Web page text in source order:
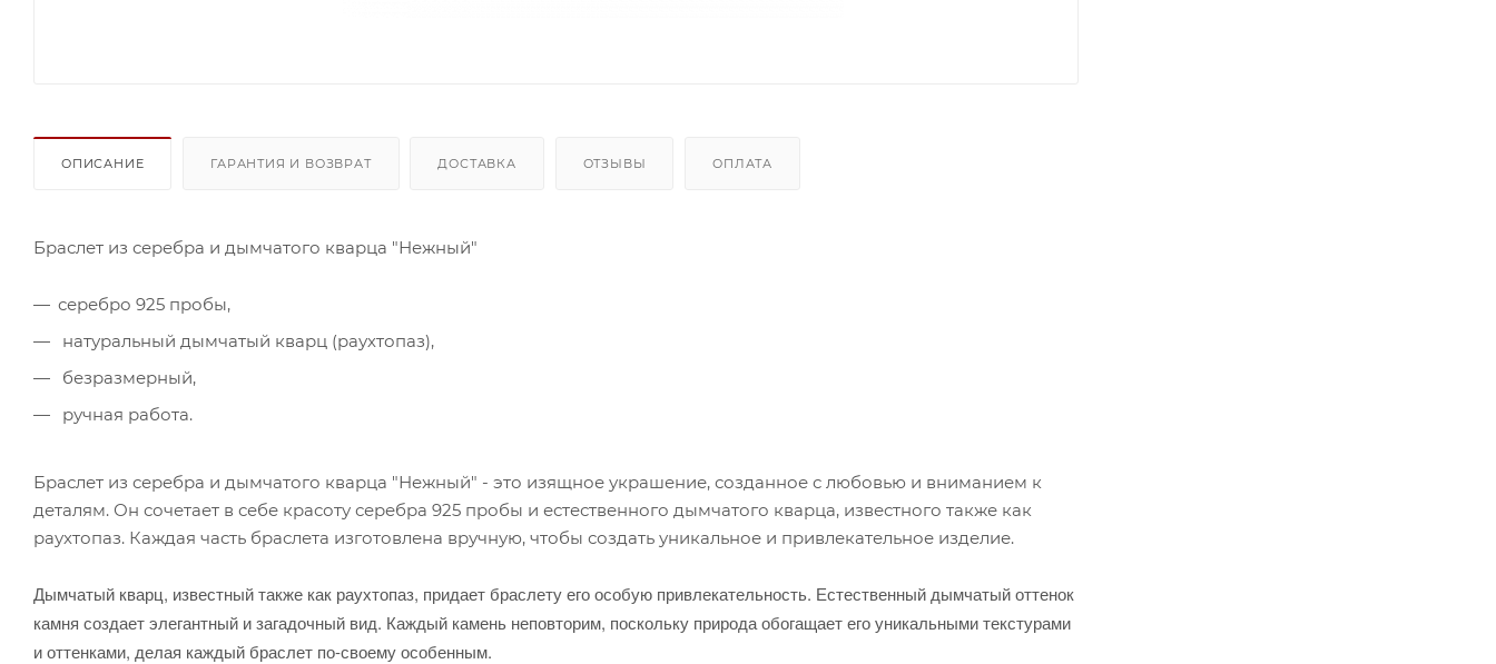
ОПИСАНИЕ ГАРАНТИЯ И ВОЗВРАТ ДОСТАВКА ОТЗЫВЫ ОПЛАТА
Браслет из серебра и дымчатого кварца "Нежный"
серебро 925 пробы,
натуральный дымчатый кварц (раухтопаз),
безразмерный,
ручная работа.
Браслет из серебра и дымчатого кварца "Нежный" - это изящное украшение, созданное с любовью и вниманием к
деталям. Он сочетает в себе красоту серебра 925 пробы и естественного дымчатого кварца, известного также как
раухтопаз. Каждая часть браслета изготовлена вручную, чтобы создать уникальное и привлекательное изделие.
Дымчатый кварц, известный также как раухтопаз, придает браслету его особую привлекательность. Естественный дымчатый оттенок
камня создает элегантный и загадочный вид. Каждый камень неповторим, поскольку природа обогащает его уникальными текстурами
и оттенками, делая каждый браслет по-своему особенным.